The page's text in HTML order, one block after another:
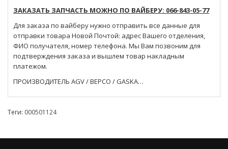
ЗАКАЗАТЬ ЗАПЧАСТЬ МОЖНО ПО ВАЙБЕРУ: 066-843-05-77
Для заказа по вайберу нужно отправить все данные для
отправки товара Новой Почтой: адрес Вашего отделения,
ФИО получателя, номер телефона. Мы Вам позвоним для
подтверждения заказа и вышлем товар накладным
платежом.
ПРОИЗВОДИТЕЛЬ AGV / BEPCO / GASKA…
Теги: 000501124